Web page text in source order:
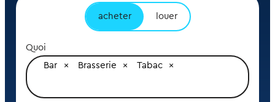
acheter louer
Quoi
Bar
Brasserie Tabac